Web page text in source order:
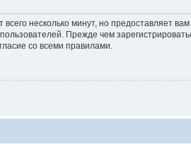
несколько минут, но предоставляет
Прежде чем
со всеми правилами.